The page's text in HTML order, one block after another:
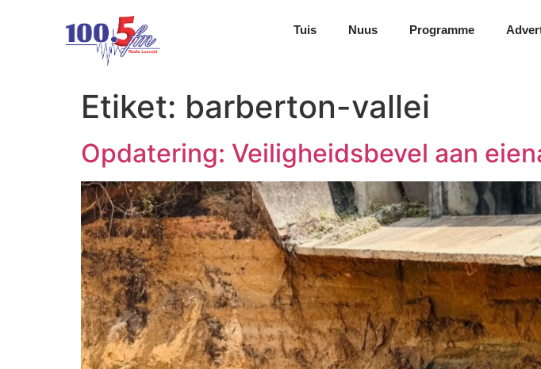
Tuis Nuus Programme
Etiket: barberton-vallei
Opdatering: Veiligheidsbevel aan